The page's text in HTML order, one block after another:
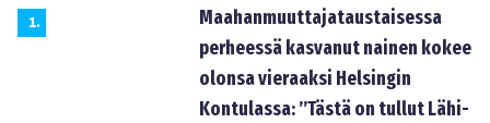
1.
Maahanmuuttajataustaisessa
perheessä kasvanut nainen kokee
olonsa vieraaksi Helsingin
Kontulassa: ”Tästä on tullut Lähi-